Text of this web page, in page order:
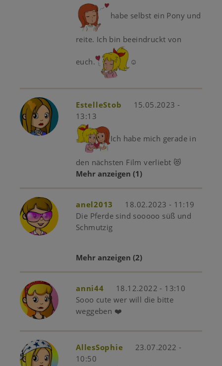
habe selbst ein Pony und
reite. Ich bin beeindruckt von
euch. ☺
EstelleStob
15.05.2023 -
13:13
Ich habe mich gerade in
den nächsten Film verliebt 😻
Mehr anzeigen (1)
anel2013
18.02.2023 - 11:19
Die Pferde sind sooooo süß und
Schmutzig
Mehr anzeigen (2)
anni44
18.12.2022 - 13:10
Sooo cute wer will die bitte
weggeben ❤️
AllesSophie
23.07.2022 -
10:50